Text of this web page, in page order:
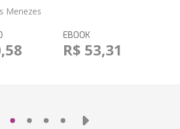
Menezes
EBOOK
R$ 53,31